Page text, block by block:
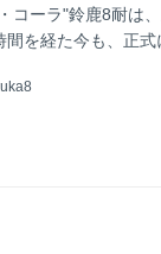
コーラ"鈴鹿8耐は
を経た今も、正